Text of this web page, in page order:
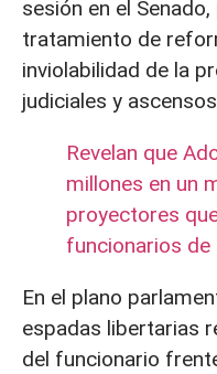
sesión en el
tratamiento de
inviolabilidad de la
judiciales y
Revelan que
millones en un
proyectores
funcionarios de
En el plano
espadas libertarias
del funcionario